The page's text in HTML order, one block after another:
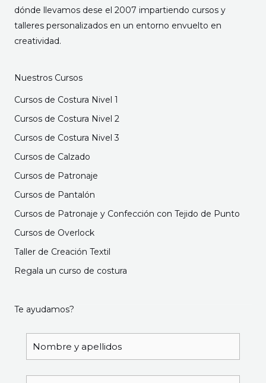
dónde llevamos dese el 2007 impartiendo cursos y
talleres personalizados en un entorno envuelto en
creatividad.
Nuestros Cursos
Cursos de Costura Nivel 1
Cursos de Costura Nivel 2
Cursos de Costura Nivel 3
Cursos de Calzado
Cursos de Patronaje
Cursos de Pantalón
Cursos de Patronaje y Confección con Tejido de Punto
Cursos de Overlock
Taller de Creación Textil
Regala un curso de costura
Te ayudamos?